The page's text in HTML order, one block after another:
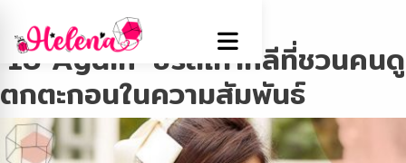
Tag:Series เกาหลี
‘18 Again’ ซีรีส์เกาหลีที่ชวนคนดู
ตกตะกอนในความสัมพันธ์